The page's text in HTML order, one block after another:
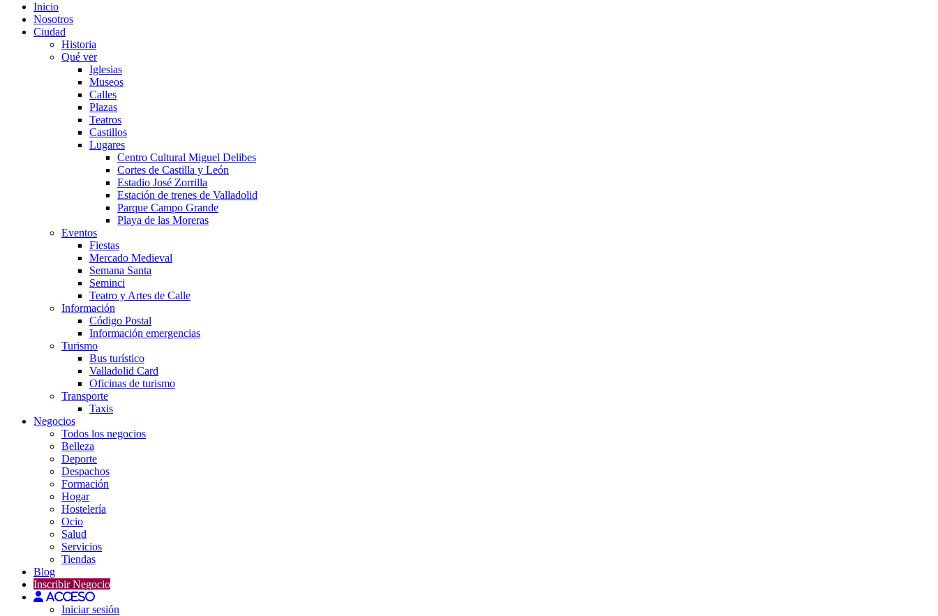
Inicio
Nosotros
Ciudad
Historia
Qué ver
Iglesias
Museos
Calles
Plazas
Teatros
Castillos
Lugares
Centro Cultural Miguel Delibes
Cortes de Castilla y León
Estadio José Zorrilla
Estación de trenes de Valladolid
Parque Campo Grande
Playa de las Moreras
Eventos
Fiestas
Mercado Medieval
Semana Santa
Seminci
Teatro y Artes de Calle
Información
Código Postal
Información emergencias
Turismo
Bus turístico
Valladolid Card
Oficinas de turismo
Transporte
Taxis
Negocios
Todos los negocios
Belleza
Deporte
Despachos
Formación
Hogar
Hostelería
Ocio
Salud
Servicios
Tiendas
Blog
Inscribir Negocio
Acceso
Iniciar sesión